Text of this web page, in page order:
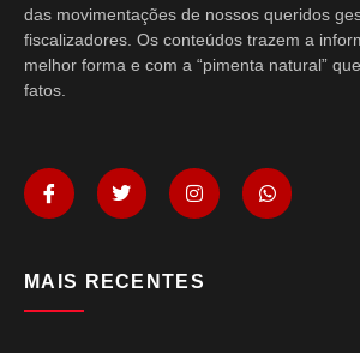
das movimentações de nossos queridos
fiscalizadores. Os conteúdos trazem a
melhor forma e com a “pimenta natural”
fatos.
MAIS RECENTES